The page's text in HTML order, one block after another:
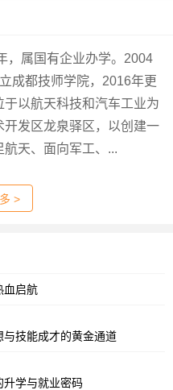
，属国有企业办学。2004
成都技师学院，2016年更
以航天科技和汽车工业为
发区龙泉驿区，以创建一
天、面向军工、...
>
血启航
技能成才的黄金通道
升学与就业密码